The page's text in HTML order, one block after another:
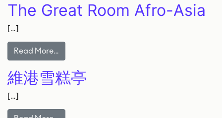
The Great Room Afro-Asia
[…]
Read More…
維港雪糕亭
[…]